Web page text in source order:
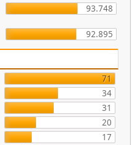
93.748
92.895
71
34
31
20
17